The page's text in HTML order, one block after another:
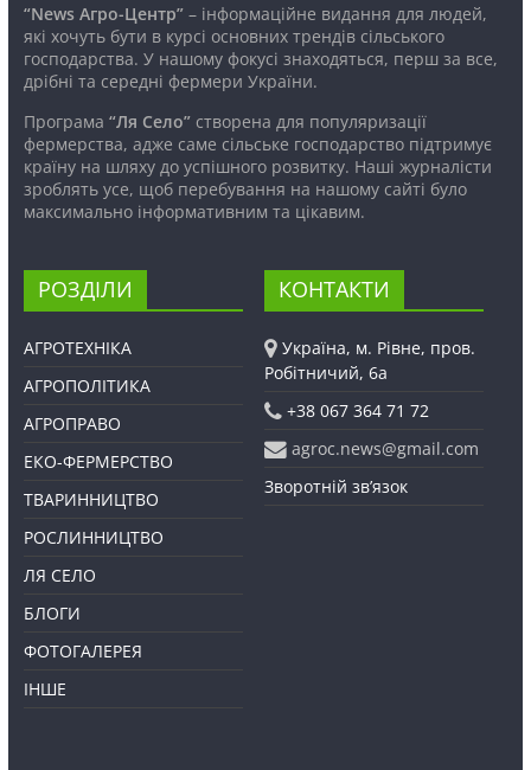
“News Агро-Центр”– інформаційне видання для людей,
які хочуть бути в курсі основних трендів сільського
господарства. У нашому фокусі знаходяться, перш за все,
дрібні та середні фермери України.
Програма “Ля Село”створена для популяризації
фермерства, адже саме сільське господарство підтримує
країну на шляху до успішного розвитку. Наші журналісти
зроблять усе, щоб перебування на нашому сайті було
максимально інформативним та цікавим.
РОЗДІЛИ
АГРОТЕХНІКА
АГРОПОЛІТИКА
АГРОПРАВО
ЕКО-ФЕРМЕРСТВО
ТВАРИННИЦТВО
РОСЛИННИЦТВО
ЛЯ СЕЛО
БЛОГИ
ФОТОГАЛЕРЕЯ
ІНШЕ
КОНТАКТИ
Україна, м. Рівне, пров.
Робітничий, 6а
+38 067 364 71 72
agroc.news@gmail.com
Зворотній зв’язок